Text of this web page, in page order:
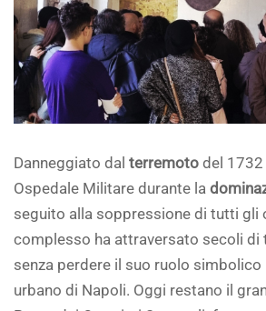
Danneggiato dal terremoto del
Ospedale Militare durante la
seguito alla soppressione di tutti gli
complesso ha attraversato secoli di
senza perdere il suo ruolo simbolico
urbano di Napoli. Oggi restano il